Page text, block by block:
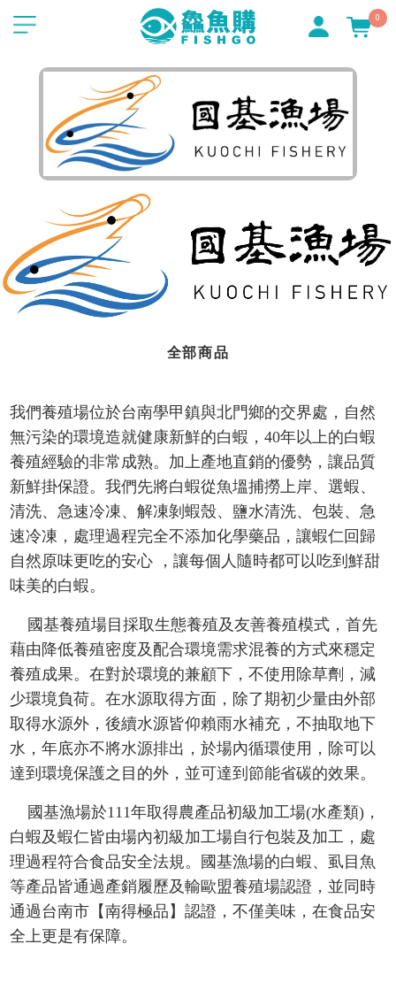
0
全部商品
我們養殖場位於台南學甲鎮與北門鄉的交界處，自然
無污染的環境造就健康新鮮的白蝦，40年以上的白蝦
養殖經驗的非常成熟。加上產地直銷的優勢，讓品質
新鮮掛保證。我們先將白蝦從魚塭捕撈上岸、選蝦、
清洗、急速冷凍、解凍剝蝦殼、鹽水清洗、包裝、急
速冷凍，處理過程完全不添加化學藥品，讓蝦仁回歸
自然原味更吃的安心 ，讓每個人隨時都可以吃到鮮甜
味美的白蝦。
國基養殖場目採取生態養殖及友善養殖模式，首先
藉由降低養殖密度及配合環境需求混養的方式來穩定
養殖成果。在對於環境的兼顧下，不使用除草劑，減
少環境負荷。在水源取得方面，除了期初少量由外部
取得水源外，後續水源皆仰賴雨水補充，不抽取地下
水，年底亦不將水源排出，於場內循環使用，除可以
達到環境保護之目的外，並可達到節能省碳的效果。
國基漁場於111年取得農產品初級加工場(水產類)，
白蝦及蝦仁皆由場內初級加工場自行包裝及加工，處
理過程符合食品安全法規。國基漁場的白蝦、虱目魚
等產品皆通過產銷履歷及輸歐盟養殖場認證，並同時
通過台南市【南得極品】認證，不僅美味，在食品安
全上更是有保障。